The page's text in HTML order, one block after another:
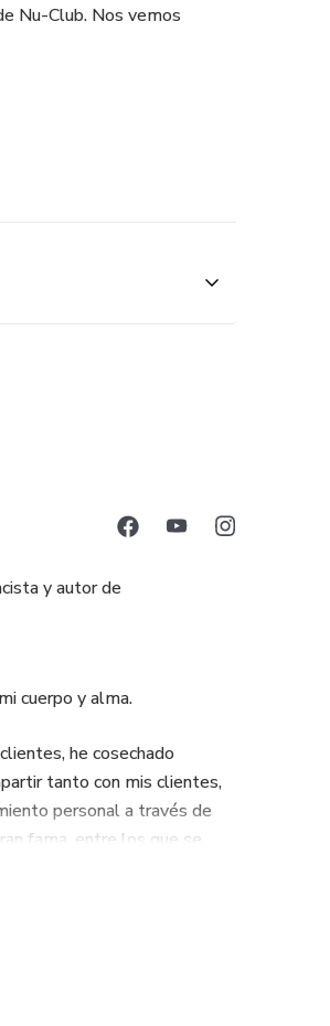
Nu-Club. Nos vemos
y autor de
cuerpo y alma.
he cosechado
tanto con mis clientes,
personal a través de
fama, entre los que se
para su portada
también otro famoso
preparar a Daniela Calle y